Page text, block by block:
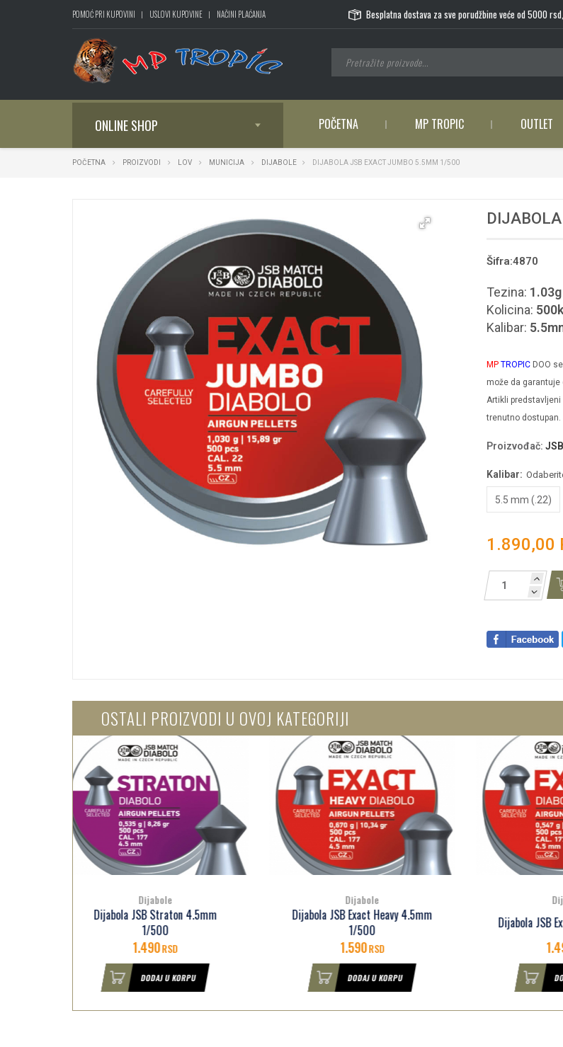
POMOĆ PRI KUPOVINI USLOVI KUPOVINE NAČINI PLAĆANJA Besplatna dostava za sve porudžbine veće od 5000
ONLINE SHOP POČETNA MP TROPIC OUTLET
POČETNA PROIZVODI LOV MUNICIJA DIJABOLE DIJABOLA JSB EXACT JUMBO 5.5MM 1/500
Šifra:4870
Tezina: 1.03g
Kolicina:
Kalibar:
MP TROPIC DOO
može da
Artikli
trenutno dostupan.
Proizvođač:
Kalibar:
5.5 mm (.22)
1.890,00
OSTALI PROIZVODI U OVOJ KATEGORIJI
Dijabole
Dijabola JSB Exact Heavy 4.5mm
1/500
1.590RSD
DODAJ U KORPU
Dijabole
Dijabola JSB Exact 4.5mm 1/500
1.490RSD
DODAJ U KORPU
Dijabola